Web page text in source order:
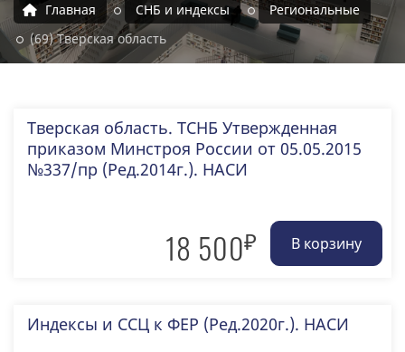
Главная СНБ и индексы
Региональные
(69) Тверская область
Тверская область. ТСНБ Утвержденная
приказом Минстроя России от 05.05.2015
№337/пр (Ред.2014г.). НАСИ
18 500₽
Индексы и ССЦ к ФЕР (Ред.2020г.). НАСИ